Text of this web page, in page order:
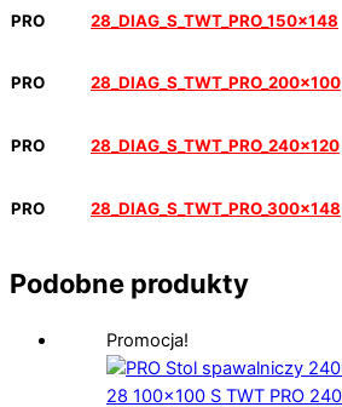
PRO 28_DIAG_S_TWT_PRO_150x148
PRO 28_DIAG_S_TWT_PRO_200x100
PRO 28_DIAG_S_TWT_PRO_240x120
PRO 28_DIAG_S_TWT_PRO_300x148
Podobne produkty
Promocja!